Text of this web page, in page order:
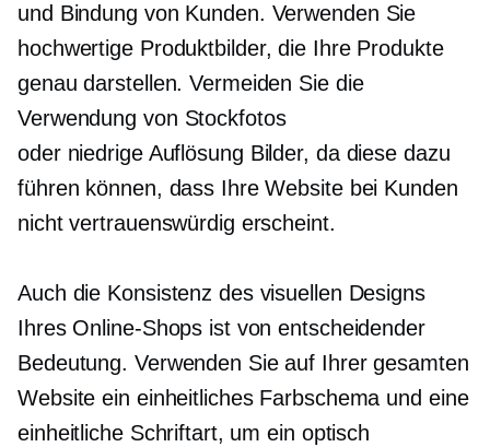
und Bindung von Kunden. Verwenden Sie
hochwertigeProduktbilder, die Ihre Produkte
genau darstellen. Vermeiden Sie die
Verwendung von Stockfotos
oder niedrige Auflösung Bilder, da diese dazu
führen können, dass Ihre Website bei Kunden
nicht vertrauenswürdig erscheint.
Auch die Konsistenz des visuellen Designs
Ihres Online-Shops ist von entscheidender
Bedeutung. Verwenden Sie auf Ihrer gesamten
Website ein einheitliches Farbschema und eine
einheitliche Schriftart, um ein optisch